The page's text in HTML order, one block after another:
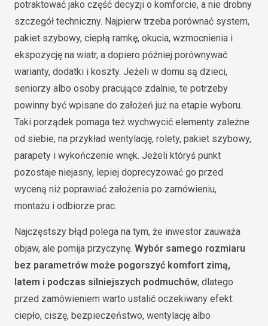
potraktować jako część decyzji o komforcie, a nie drobny
szczegół techniczny. Najpierw trzeba porównać system,
pakiet szybowy, ciepłą ramkę, okucia, wzmocnienia i
ekspozycję na wiatr, a dopiero później porównywać
warianty, dodatki i koszty. Jeżeli w domu są dzieci,
seniorzy albo osoby pracujące zdalnie, te potrzeby
powinny być wpisane do założeń już na etapie wyboru.
Taki porządek pomaga też wychwycić elementy zależne
od siebie, na przykład wentylację, rolety, pakiet szybowy,
parapety i wykończenie wnęk. Jeżeli któryś punkt
pozostaje niejasny, lepiej doprecyzować go przed
wyceną niż poprawiać założenia po zamówieniu,
montażu i odbiorze prac.
Najczęstszy błąd polega na tym, że inwestor zauważa
objaw, ale pomija przyczynę. Wybór samego rozmiaru
bez parametrów może pogorszyć komfort zimą,
latem i podczas silniejszych podmuchów, dlatego
przed zamówieniem warto ustalić oczekiwany efekt:
ciepło, ciszę, bezpieczeństwo, wentylację albo